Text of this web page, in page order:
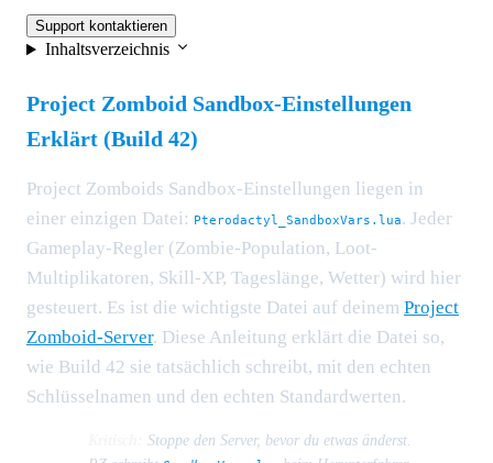
Support kontaktieren
Inhaltsverzeichnis
Project Zomboid Sandbox-Einstellungen
Erklärt (Build 42)
Project Zomboids Sandbox-Einstellungen liegen in
einer einzigen Datei: Pterodactyl_SandboxVars.lua. Jeder
Gameplay-Regler (Zombie-Population, Loot-
Multiplikatoren, Skill-XP, Tageslänge, Wetter) wird hier
gesteuert. Es ist die wichtigste Datei auf deinem Project
Zomboid-Server. Diese Anleitung erklärt die Datei so,
wie Build 42 sie tatsächlich schreibt, mit den echten
Schlüsselnamen und den echten Standardwerten.
Stoppe den Server, bevor du etwas änderst.